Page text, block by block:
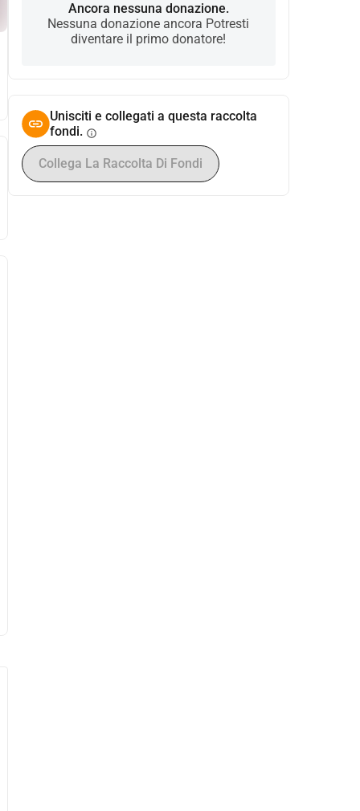
Ancora nessuna donazione.
Nessuna donazione ancora Potresti
diventare il primo donatore!
Unisciti e collegati a questa raccolta
fondi. info
Collega La Raccolta Di Fondi